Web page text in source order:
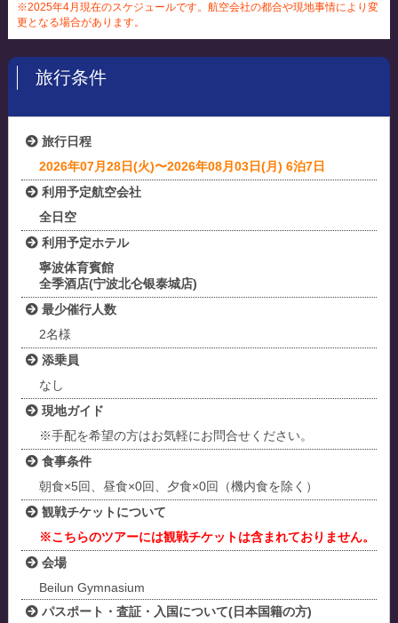
※2025年4月現在のスケジュールです。航空会社の都合や現地事情により変
更となる場合があります。
旅行条件
旅行日程
2026年07月28日(火)〜2026年08月03日(月) 6泊7日
利用予定航空会社
全日空
利用予定ホテル
寧波体育賓館
全季酒店(宁波北仑银泰城店)
最少催行人数
2名様
添乗員
なし
現地ガイド
※手配を希望の方はお気軽にお問合せください。
食事条件
朝食×5回、昼食×0回、夕食×0回（機内食を除く）
観戦チケットについて
※こちらのツアーには観戦チケットは含まれておりません。
会場
Beilun Gymnasium
パスポート・査証・入国について(日本国籍の方)